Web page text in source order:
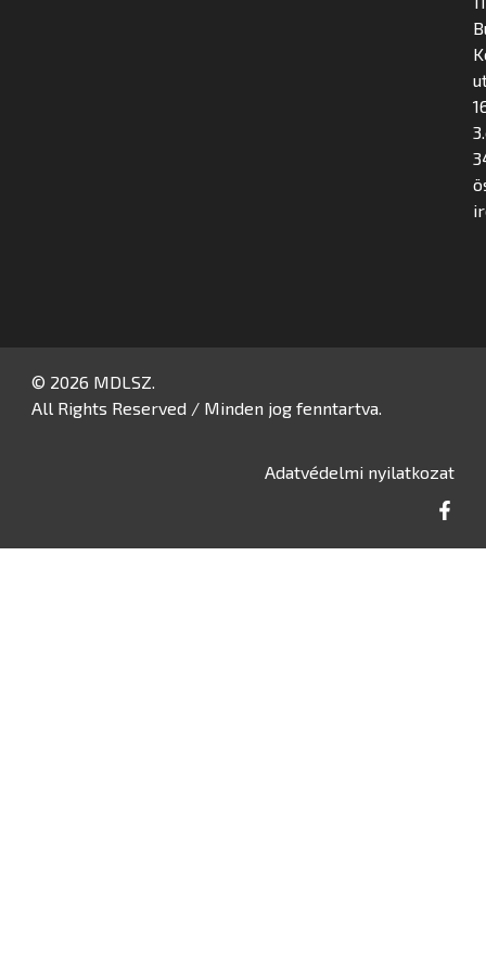
© 2026 MDLSZ.
All Rights Reserved / Minden jog fenntartva.
Adatvédelmi nyilatkozat